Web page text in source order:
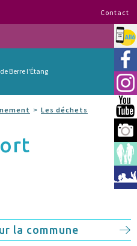
Contact
Berre l'Étang
Allo
Les déchets
la commune